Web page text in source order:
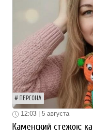
ПЕРСОНА
12:03 | 5 августа
Каменский стежок: